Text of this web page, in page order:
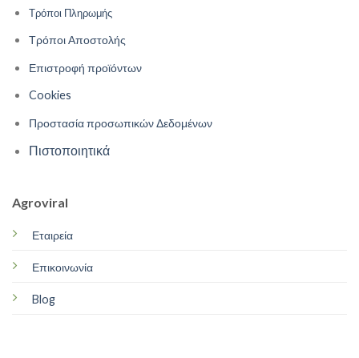
Τρόποι Πληρωμής
Τρόποι Αποστολής
Επιστροφή προϊόντων
Cookies
Προστασία προσωπικών Δεδομένων
Πιστοποιητικά
Agroviral
Εταιρεία
Επικοινωνία
Blog